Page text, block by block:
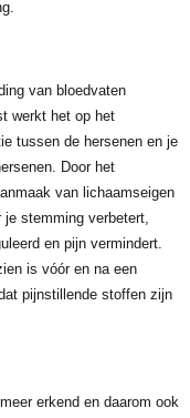
van bloedvaten
werkt het op het
tussen de hersenen en je
Door het
van lichaamseigen
stemming verbetert,
en pijn vermindert.
is vóór en na een
pijnstillende stoffen zijn
erkend en daarom ook